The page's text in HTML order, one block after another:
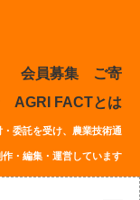
会員募集
ご寄
AGRI FACTとは
委託を受け、農業技術通
作・編集・運営しています